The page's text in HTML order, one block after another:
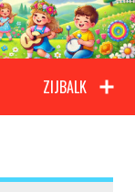
ZIJBALK